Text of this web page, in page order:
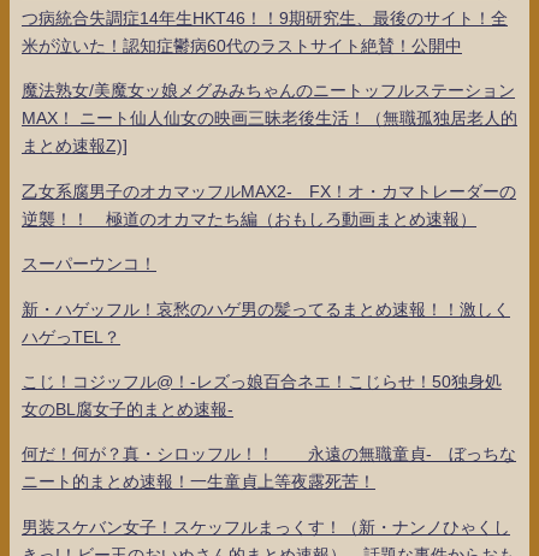
つ病統合失調症14年生HKT46！！9期研究生、最後のサイト！全
米が泣いた！認知症鬱病60代のラストサイト絶賛！公開中
魔法熟女/美魔女ッ娘メグみみちゃんのニートッフルステーション
MAX！ ニート仙人仙女の映画三昧老後生活！（無職孤独居老人的
まとめ速報Z)]
乙女系腐男子のオカマッフルMAX2- FX！オ・カマトレーダーの
逆襲！！ 極道のオカマたち編（おもしろ動画まとめ速報）
スーパーウンコ！
新・ハゲッフル！哀愁のハゲ男の髪ってるまとめ速報！！激しく
ハゲっTEL？
こじ！コジッフル@！-レズっ娘百合ネエ！こじらせ！50独身処
女のBL腐女子的まとめ速報-
何だ！何が？真・シロッフル！！ 永遠の無職童貞- ぼっちな
ニート的まとめ速報！一生童貞上等夜露死苦！
男装スケバン女子！スケッフルまっくす！（新・ナンノひゃくし